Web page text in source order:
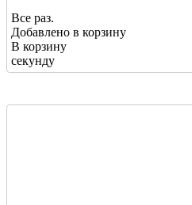
Все раз.
Добавлено в корзину
В корзину
секунду